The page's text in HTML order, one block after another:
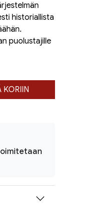
historiallista
puolustajille
KORIIN